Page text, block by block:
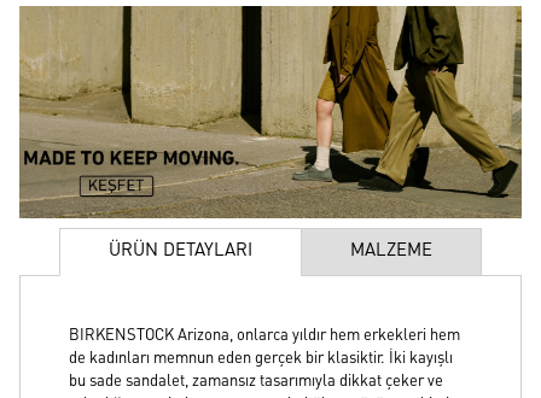
ÜRÜN DETAYLARI MALZEME
BIRKENSTOCK Arizona, onlarca yıldır hem erkekleri hem
de kadınları memnun eden gerçek bir klasiktir. İki kayışlı
bu sade sandalet, zamansız tasarımıyla dikkat çeker ve